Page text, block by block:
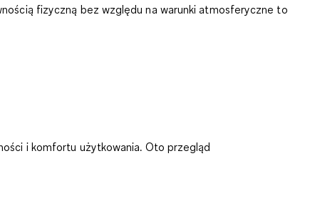
fizyczną bez względu na warunki atmosferyczne to
i komfortu użytkowania. Oto przegląd